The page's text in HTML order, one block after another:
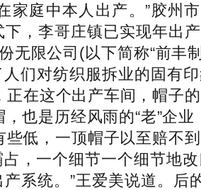
庭中本人出产。”胶州
，李哥庄镇已实现年出
无限公司(以下简称“前丰
对纺织服拆业的固有
在这个出产车间，帽子
也是历经风雨的“老”企
低，一顶帽子以至赔不
，一个细节一个细节地
系统。”王爱美说道。